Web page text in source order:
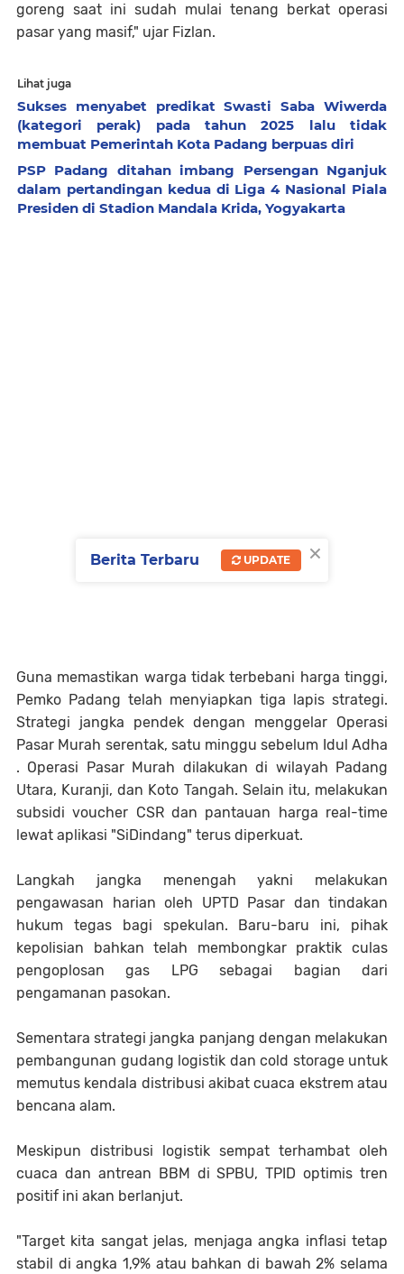
goreng saat ini sudah mulai tenang berkat operasi
pasar yang masif," ujar Fizlan.
Lihat juga
Sukses menyabet predikat Swasti Saba Wiwerda
(kategori perak) pada tahun 2025 lalu tidak
membuat Pemerintah Kota Padang berpuas diri
PSP Padang ditahan imbang Persengan Nganjuk
dalam pertandingan kedua di Liga 4 Nasional Piala
Presiden di Stadion Mandala Krida, Yogyakarta
Guna memastikan warga tidak terbebani harga tinggi,
Pemko Padang telah menyiapkan tiga lapis strategi.
Strategi jangka pendek dengan menggelar Operasi
Pasar Murah serentak, satu minggu sebelum Idul Adha
. Operasi Pasar Murah dilakukan di wilayah Padang
Utara, Kuranji, dan Koto Tangah. Selain itu, melakukan
subsidi voucher CSR dan pantauan harga real-time
lewat aplikasi "SiDindang" terus diperkuat.
Langkah jangka menengah yakni melakukan
pengawasan harian oleh UPTD Pasar dan tindakan
hukum tegas bagi spekulan. Baru-baru ini, pihak
kepolisian bahkan telah membongkar praktik culas
pengoplosan gas LPG sebagai bagian dari
pengamanan pasokan.
Sementara strategi jangka panjang dengan melakukan
pembangunan gudang logistik dan cold storage untuk
memutus kendala distribusi akibat cuaca ekstrem atau
bencana alam.
Meskipun distribusi logistik sempat terhambat oleh
cuaca dan antrean BBM di SPBU, TPID optimis tren
positif ini akan berlanjut.
"Target kita sangat jelas, menjaga angka inflasi tetap
stabil di angka 1,9% atau bahkan di bawah 2% selama
×
Berita Terbaru UPDATE